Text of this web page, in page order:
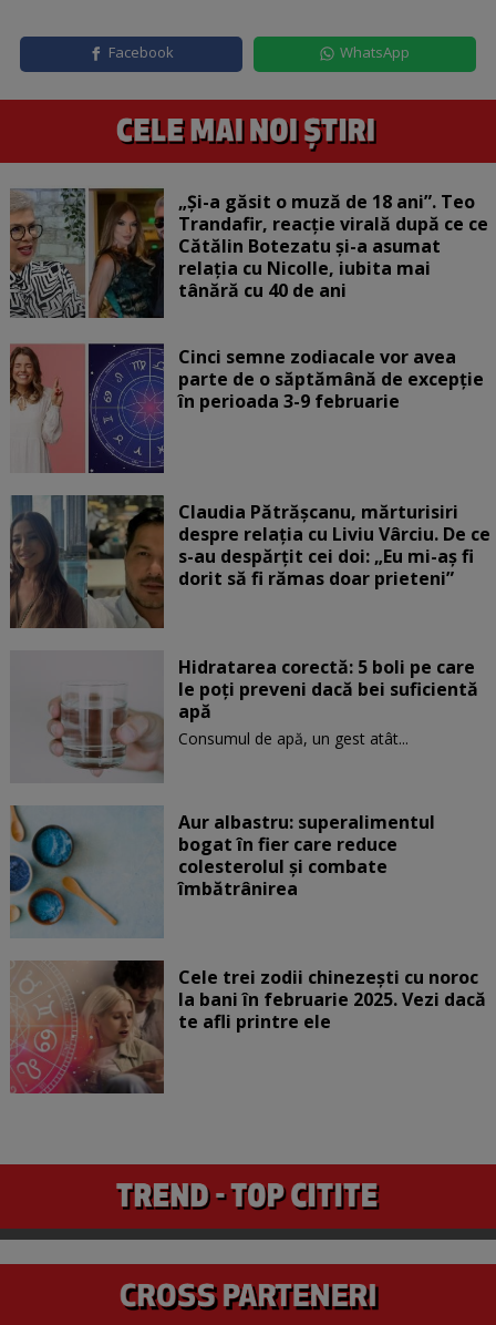
Facebook WhatsApp
„Și-a găsit o muză de 18 ani”. Teo
Trandafir, reacție virală după ce ce
Cătălin Botezatu și-a asumat
relația cu Nicolle, iubita mai
tânără cu 40 de ani
Cinci semne zodiacale vor avea
parte de o săptămână de excepție
în perioada 3-9 februarie
Claudia Pătrășcanu, mărturisiri
despre relația cu Liviu Vârciu. De ce
s-au despărțit cei doi: „Eu mi-aș fi
dorit să fi rămas doar prieteni”
Hidratarea corectă: 5 boli pe care
le poți preveni dacă bei suficientă
apă
Consumul de apă, un gest atât...
Aur albastru: superalimentul
bogat în fier care reduce
colesterolul și combate
îmbătrânirea
Cele trei zodii chinezești cu noroc
la bani în februarie 2025. Vezi dacă
te afli printre ele